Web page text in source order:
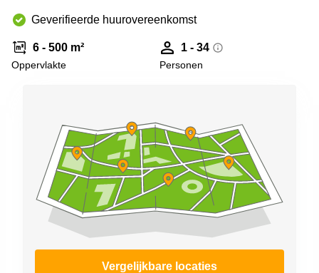
Hilversum
Coworking
space
Zwolle
Kantoor
Hengelo
Bedrijfsruimte
Huren in
Nijmegen
Geverifieerde huurovereenkomst
6 - 500 m²
Oppervlakte
1 - 34
Personen
Vergelijkbare locaties